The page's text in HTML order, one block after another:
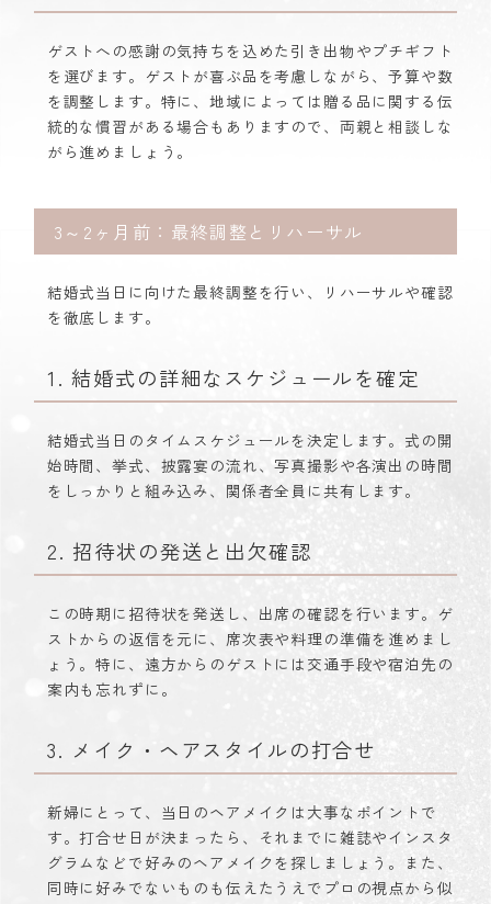
ゲストへの感謝の気持ちを込めた引き出物やプチギフト
を選びます。ゲストが喜ぶ品を考慮しながら、予算や数
を調整します。特に、地域によっては贈る品に関する伝
統的な慣習がある場合もありますので、両親と相談しな
がら進めましょう。
3～2ヶ月前：最終調整とリハーサル
結婚式当日に向けた最終調整を行い、リハーサルや確認
を徹底します。
1. 結婚式の詳細なスケジュールを確定
結婚式当日のタイムスケジュールを決定します。式の開
始時間、挙式、披露宴の流れ、写真撮影や各演出の時間
をしっかりと組み込み、関係者全員に共有します。
2. 招待状の発送と出欠確認
この時期に招待状を発送し、出席の確認を行います。ゲ
ストからの返信を元に、席次表や料理の準備を進めまし
ょう。特に、遠方からのゲストには交通手段や宿泊先の
案内も忘れずに。
3. メイク・ヘアスタイルの打合せ
新婦にとって、当日のヘアメイクは大事なポイントで
す。打合せ日が決まったら、それまでに雑誌やインスタ
グラムなどで好みのヘアメイクを探しましょう。また、
同時に好みでないものも伝えたうえでプロの視点から似